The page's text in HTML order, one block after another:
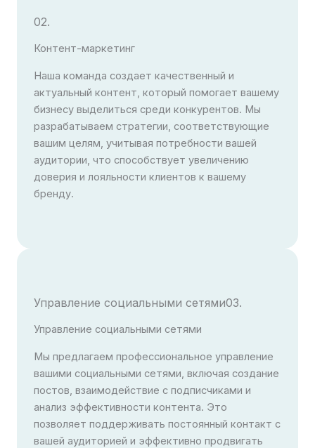
02.
Контент-маркетинг
Наша команда создает качественный и
актуальный контент, который помогает вашему
бизнесу выделиться среди конкурентов. Мы
разрабатываем стратегии, соответствующие
вашим целям, учитывая потребности вашей
аудитории, что способствует увеличению
доверия и лояльности клиентов к вашему
бренду.
Управление социальными сетями03.
Управление социальными сетями
Мы предлагаем профессиональное управление
вашими социальными сетями, включая создание
постов, взаимодействие с подписчиками и
анализ эффективности контента. Это
позволяет поддерживать постоянный контакт с
вашей аудиторией и эффективно продвигать